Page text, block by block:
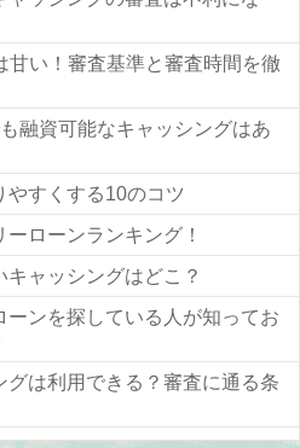
甘い！審査基準と審査時間を徹
融資可能なキャッシングはあ
やすくする10のコツ
ローンランキング！
ャッシングはどこ？
ンを探している人が知ってお
は利用できる？審査に通る条